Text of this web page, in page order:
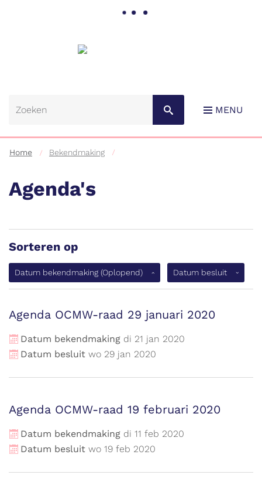
MENU
Home Bekendmaking
Agenda's
Sorteren op
Datum bekendmaking (Oplopend) Datum besluit
Agenda OCMW-raad 29 januari 2020
Datum bekendmaking di 21 jan 2020
Datum besluit wo 29 jan 2020
Agenda OCMW-raad 19 februari 2020
Datum bekendmaking di 11 feb 2020
Datum besluit wo 19 feb 2020